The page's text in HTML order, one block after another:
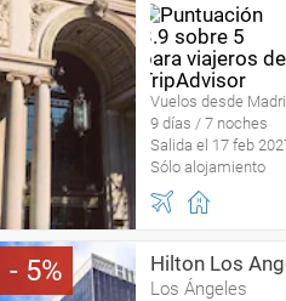
Vuelos desde
9 días / 7 noches
Salida el 17 feb
Sólo alojamiento
5 Hilton Los
Los Ángeles